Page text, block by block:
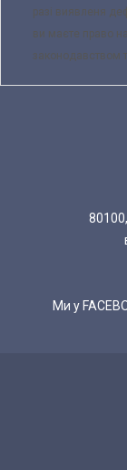
разі виявленя
ви маєте право
законодавством
Ми у